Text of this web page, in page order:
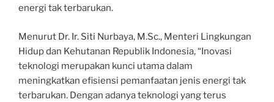
energi tak terbarukan.
Menurut Dr. Ir. Siti Nurbaya, M.Sc., Menteri Lingkungan
Hidup dan Kehutanan Republik Indonesia, “Inovasi
teknologi merupakan kunci utama dalam
meningkatkan efisiensi pemanfaatan jenis energi tak
terbarukan. Dengan adanya teknologi yang terus